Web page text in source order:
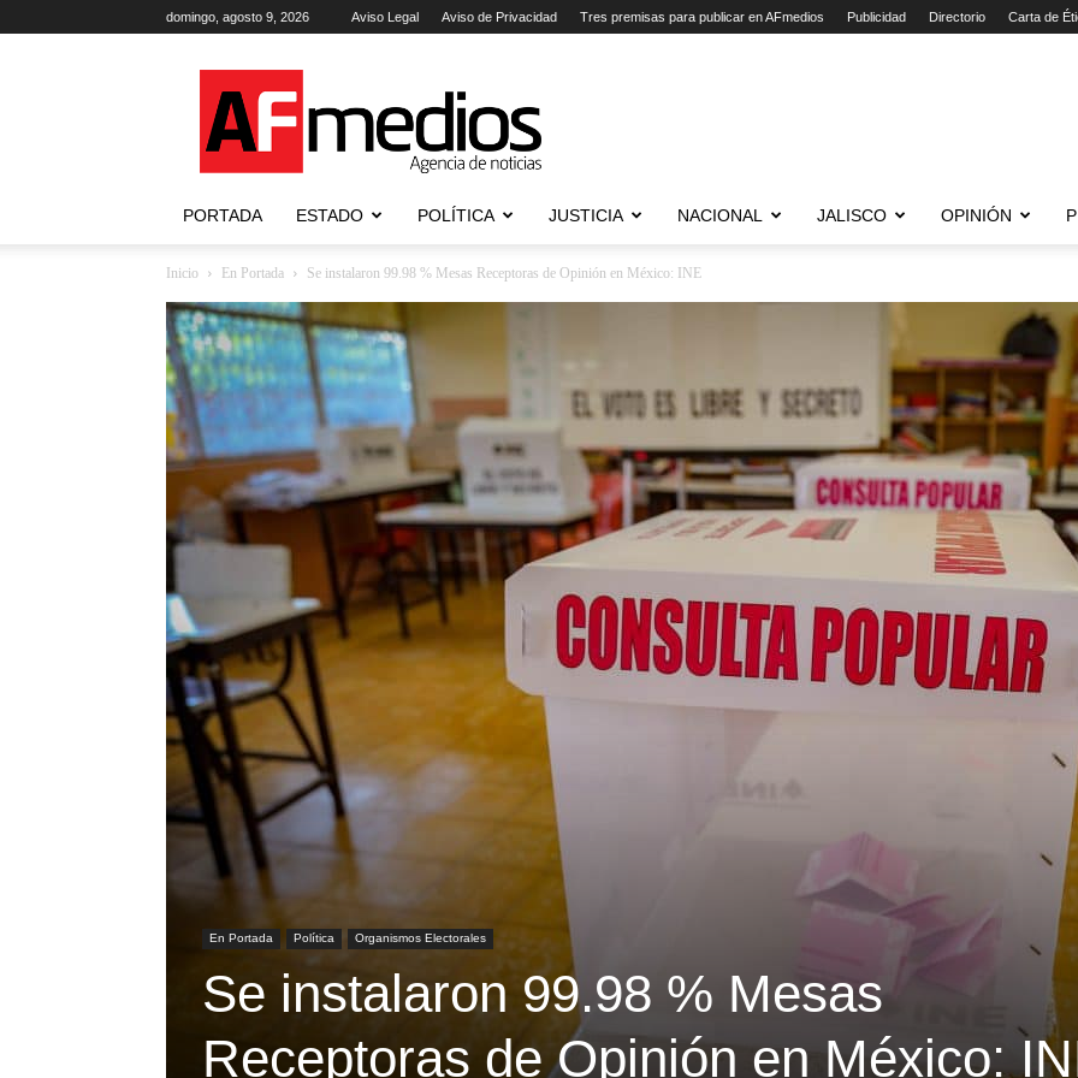
domingo, agosto 9, 2026 Aviso Legal Aviso de Privacidad Tres premisas para publicar en AFmedios Publicidad Directorio Carta de
Agencia
de
Noticias
PORTADA ESTADO POLÍTICA JUSTICIA NACIONAL JALISCO OPINIÓN
Inicio En Portada Se instalaron 99.98 % Mesas Receptoras de Opinión en México: INE
En Portada Política Organismos Electorales
Se instalaron 99.98 % Mesas
Receptoras de Opinión en México: